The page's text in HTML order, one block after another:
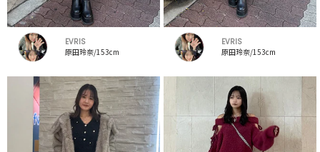
EVRIS
原田玲奈/153cm
EVRIS
原田玲奈/153cm